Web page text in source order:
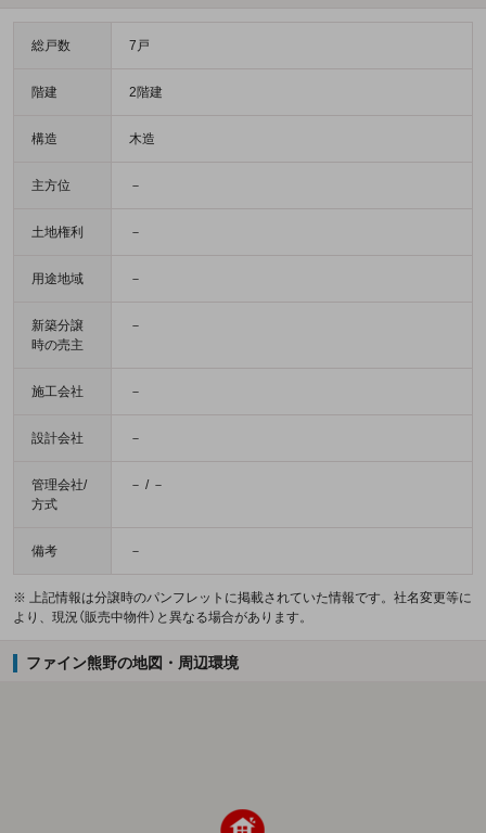
総戸数 7戸
階建 2階建
構造 木造
主方位 －
土地権利 －
用途地域 －
新築分譲
時の売主
－
施工会社 －
設計会社 －
管理会社/
方式
－ / －
備考 －
※ 上記情報は分譲時のパンフレットに掲載されていた情報です。社名変更等に
より、現況（販売中物件）と異なる場合があります。
ファイン熊野の地図・周辺環境